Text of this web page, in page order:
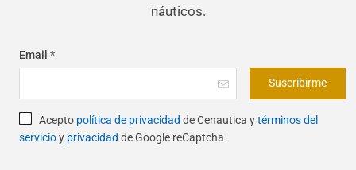
náuticos.
Email *
Suscribirme
Acepto política de privacidad de Cenautica ytérminos del
servicioy privacidad de Google reCaptcha